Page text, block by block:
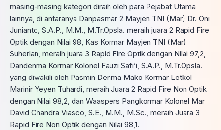
masing-masing kategori diraih oleh para Pejabat Utama
lainnya, di antaranya Danpasmar 2 Mayjen TNI (Mar) Dr. Oni
Junianto, S.A.P., M.M., M.Tr.Opsla. meraih juara 2 Rapid Fire
Optik dengan Nilai 98, Kas Kormar Mayjen TNI (Mar)
Suherlan, meraih juara 3 Rapid Fire Optik dengan Nilai 97,2,
Dandenma Kormar Kolonel Fauzi Safi’i, S.A.P., M.Tr.Opsla.
yang diwakili oleh Pasmin Denma Mako Kormar Letkol
Marinir Yeyen Tuhardi, meraih Juara 2 Rapid Fire Non Optik
dengan Nilai 98,2, dan Waaspers Pangkormar Kolonel Mar
David Chandra Viasco, S.E., M.M., M.Sc., meraih Juara 3
Rapid Fire Non Optik dengan Nilai 98,1.